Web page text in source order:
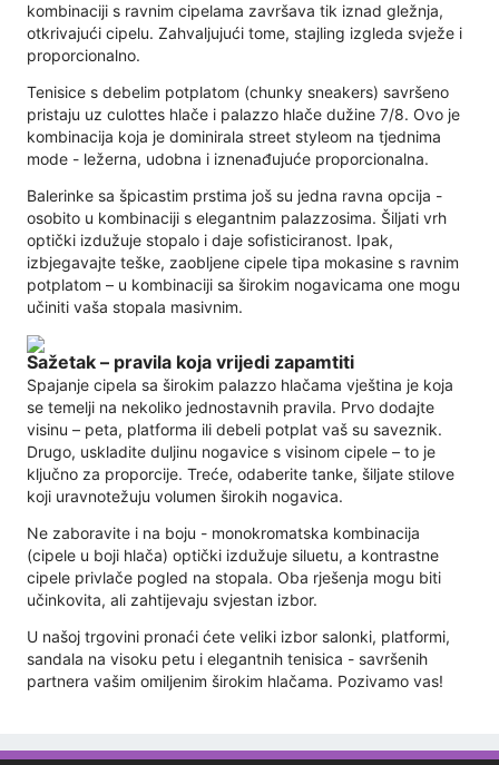
kombinaciji s ravnim cipelama završava tik iznad gležnja,
otkrivajući cipelu. Zahvaljujući tome, stajling izgleda svježe i
proporcionalno.
Tenisice s debelim potplatom (chunky sneakers) savršeno
pristaju uz culottes hlače i palazzo hlače dužine 7/8. Ovo je
kombinacija koja je dominirala street styleom na tjednima
mode - ležerna, udobna i iznenađujuće proporcionalna.
Balerinke sa špicastim prstima još su jedna ravna opcija -
osobito u kombinaciji s elegantnim palazzosima. Šiljati vrh
optički izdužuje stopalo i daje sofisticiranost. Ipak,
izbjegavajte teške, zaobljene cipele tipa mokasine s ravnim
potplatom – u kombinaciji sa širokim nogavicama one mogu
učiniti vaša stopala masivnim.
Sažetak – pravila koja vrijedi zapamtiti
Spajanje cipela sa širokim palazzo hlačama vještina je koja
se temelji na nekoliko jednostavnih pravila. Prvo dodajte
visinu – peta, platforma ili debeli potplat vaš su saveznik.
Drugo, uskladite duljinu nogavice s visinom cipele – to je
ključno za proporcije. Treće, odaberite tanke, šiljate stilove
koji uravnotežuju volumen širokih nogavica.
Ne zaboravite i na boju - monokromatska kombinacija
(cipele u boji hlača) optički izdužuje siluetu, a kontrastne
cipele privlače pogled na stopala. Oba rješenja mogu biti
učinkovita, ali zahtijevaju svjestan izbor.
U našoj trgovini pronaći ćete veliki izbor salonki, platformi,
sandala na visoku petu i elegantnih tenisica - savršenih
partnera vašim omiljenim širokim hlačama. Pozivamo vas!